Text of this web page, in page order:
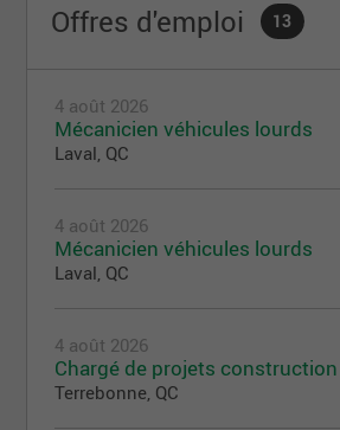
Offres d'emploi 13
4 août 2026
Mécanicien véhicules lourds
Laval, QC
4 août 2026
Mécanicien véhicules lourds
Laval, QC
4 août 2026
Chargé de projets construction
Terrebonne, QC